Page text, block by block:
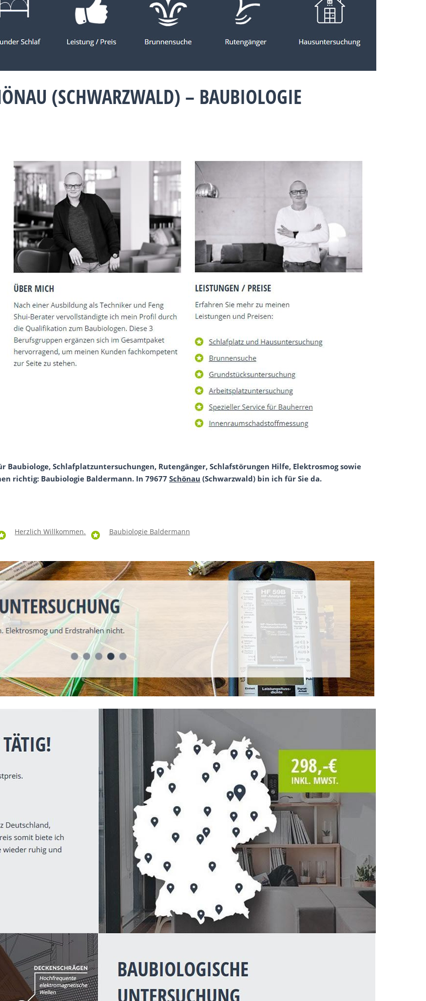
(SCHWARZWALD) – BAUBIOLOGIE
Baubiologe, Schlafplatzuntersuchungen, Rutengänger, Schlafstörungen Hilfe, Elektrosmog sowie
richtig: Baubiologie Baldermann. In 79677 Schönau (Schwarzwald) bin ich für Sie da.
Herzlich Willkommen. Baubiologie Baldermann